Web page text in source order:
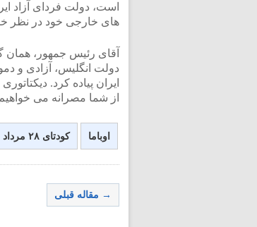
است، دولت فردای آزاد
های خارجی خود در نظر
دولت انگلیس، آزادی و
ایران پیاده کرد.
از شما مصرانه می
اوباما کودتای ۲۸ مرداد
→ مقاله قبلی